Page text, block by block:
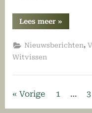
Lees meer“De
eerste
2025/2026
is
»
Nieuwsberichten,
Witvissen
Berichten
Vorige 1 … 3